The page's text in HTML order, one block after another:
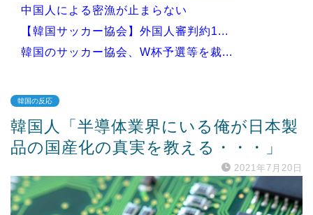
中国人による密漁が止まらない
【韓国サッカー協会】外国人審判約1...
韓国のサッカー協会、W杯予選等を裁...
Powered by livedoor 相互RSS
韓国の反応
韓国人「半導体業界にいる俺が日本製
品の国産化の真実を教える・・・」
2021年7月20日